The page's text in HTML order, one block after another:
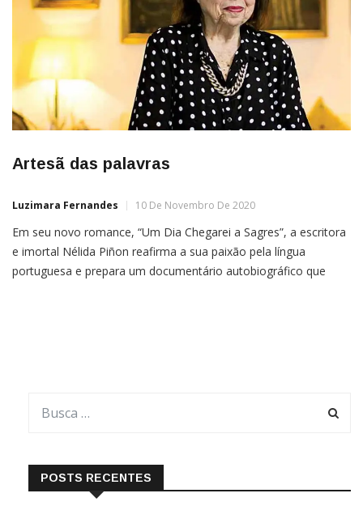
Artesã das palavras
Luzimara Fernandes 10 De Novembro De 2020
Em seu novo romance, “Um Dia Chegarei a Sagres”, a escritora
e imortal Nélida Piñon reafirma a sua paixão pela língua
portuguesa e prepara um documentário autobiográfico que
POSTS RECENTES